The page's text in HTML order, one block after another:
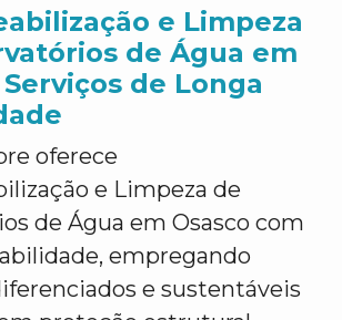
e Limpeza
de Água em
Serviços de Longa
oferece
e Limpeza de
de Água em Osasco com
empregando
e sustentáveis